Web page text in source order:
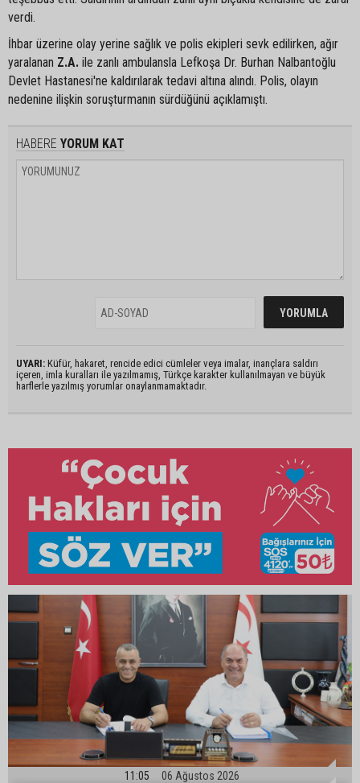
verdi.
İhbar üzerine olay yerine sağlık ve polis ekipleri sevk edilirken, ağır
yaralanan Z.A. ile zanlı ambulansla Lefkoşa Dr. Burhan Nalbantoğlu
Devlet Hastanesi'ne kaldırılarak tedavi altına alındı. Polis, olayın
nedenine ilişkin soruşturmanın sürdüğünü açıklamıştı.
HABERE YORUM KAT
UYARI: Küfür, hakaret, rencide edici cümleler veya imalar, inançlara saldırı
içeren, imla kuralları ile yazılmamış, Türkçe karakter kullanılmayan ve büyük
harflerle yazılmış yorumlar onaylanmamaktadır.
11:05 06 Ağustos 2026